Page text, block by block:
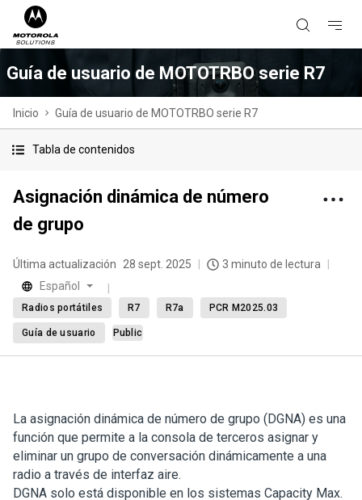
Guía de usuario de MOTOTRBO serie R7
Inicio Guía de usuario de MOTOTRBO serie R7
Tabla de contenidos
Asignación dinámica de número
de grupo
Última actualización 28 sept. 2025
3 minuto de lectura
Español
Radios portátiles R7 R7a PCR M2025.03
Guía de usuario Public
La asignación dinámica de número de grupo (DGNA) es una
función que permite a la consola de terceros asignar y
eliminar un grupo de conversación dinámicamente a una
radio a través de interfaz aire.
DGNA solo está disponible en los sistemas Capacity Max.